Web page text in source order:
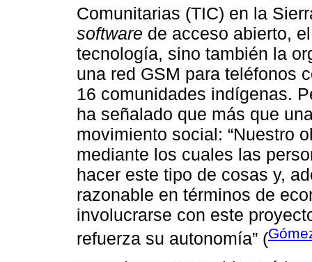
Comunitarias (TIC) en la
software de acceso abierto,
tecnología, sino también la
una red GSM para teléfonos
16 comunidades indígenas.
ha señalado que más que
movimiento social: “Nuestro
mediante los cuales las
hacer este tipo de cosas y,
razonable en términos de
involucrarse con este
refuerza su autonomía” (